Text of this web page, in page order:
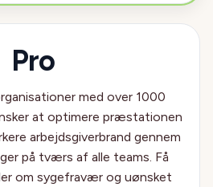
Pro
med over 1000
at optimere præstationen
arbejdsgiverbrand gennem
på tværs af alle teams. Få
om sygefravær og uønsket